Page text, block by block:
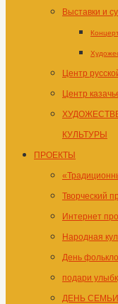
Выставки и
Центр
Центр
КУЛЬТУРЫ
ПРОЕКТЫ
Творческий
Интернет
Народная
День
подари
ДЕНЬ СЕМЬИ